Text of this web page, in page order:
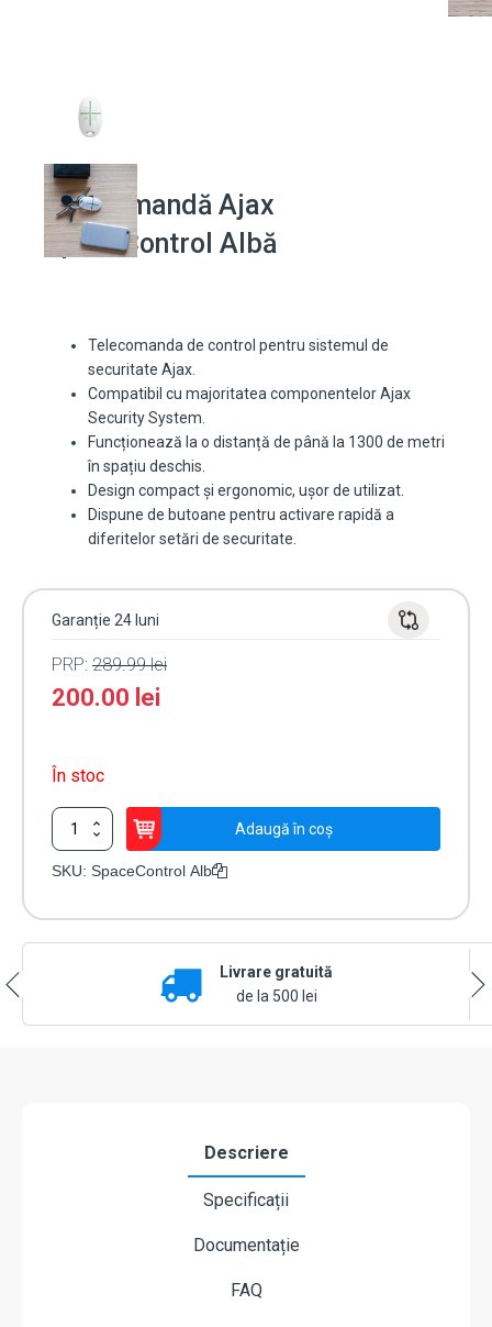
Telecomandă Ajax
SpaceControl Albă
Telecomanda de control pentru sistemul de
securitate Ajax.
Compatibil cu majoritatea componentelor Ajax
Security System.
Funcționează la o distanță de până la 1300 de metri
în spațiu deschis.
Design compact și ergonomic, ușor de utilizat.
Dispune de butoane pentru activare rapidă a
diferitelor setări de securitate.
Garanție 24 luni
PRP: 289.99lei
200.00 lei
În stoc
Cantitate
Telecomandă
Ajax
Adaugă în coș
SKU: SpaceControl Alb
Livrare gratuită
de la 500 lei
Descriere
Specificații
Documentație
FAQ